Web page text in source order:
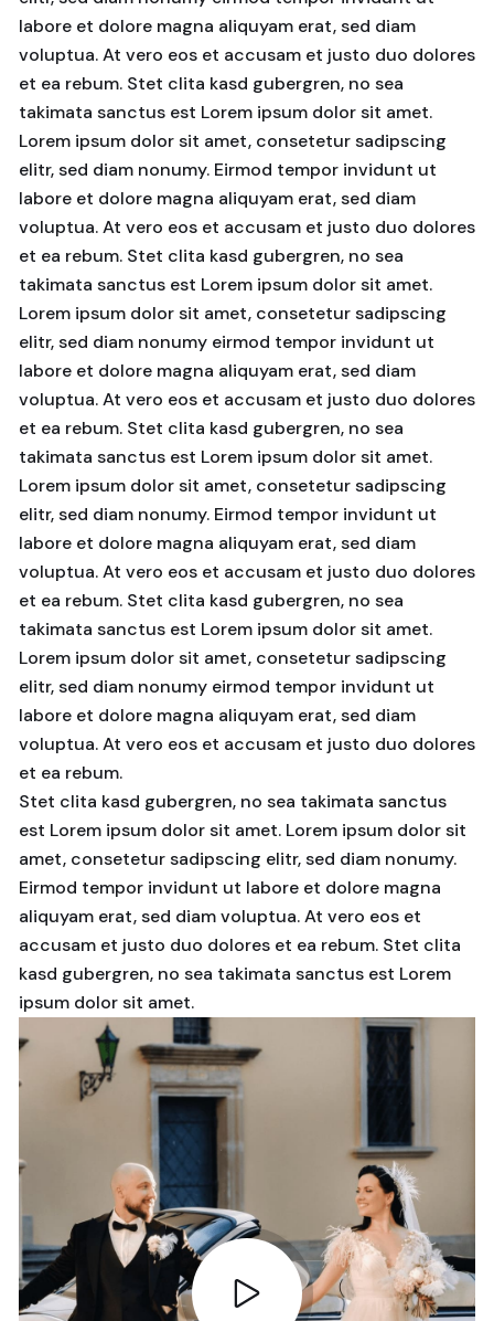
labore et dolore magna aliquyam erat, sed diam
voluptua. At vero eos et accusam et justo duo dolores
et ea rebum. Stet clita kasd gubergren, no sea
takimata sanctus est Lorem ipsum dolor sit amet.
Lorem ipsum dolor sit amet, consetetur sadipscing
elitr, sed diam nonumy. Eirmod tempor invidunt ut
labore et dolore magna aliquyam erat, sed diam
voluptua. At vero eos et accusam et justo duo dolores
et ea rebum. Stet clita kasd gubergren, no sea
takimata sanctus est Lorem ipsum dolor sit amet.
Lorem ipsum dolor sit amet, consetetur sadipscing
elitr, sed diam nonumy eirmod tempor invidunt ut
labore et dolore magna aliquyam erat, sed diam
voluptua. At vero eos et accusam et justo duo dolores
et ea rebum. Stet clita kasd gubergren, no sea
takimata sanctus est Lorem ipsum dolor sit amet.
Lorem ipsum dolor sit amet, consetetur sadipscing
elitr, sed diam nonumy. Eirmod tempor invidunt ut
labore et dolore magna aliquyam erat, sed diam
voluptua. At vero eos et accusam et justo duo dolores
et ea rebum. Stet clita kasd gubergren, no sea
takimata sanctus est Lorem ipsum dolor sit amet.
Lorem ipsum dolor sit amet, consetetur sadipscing
elitr, sed diam nonumy eirmod tempor invidunt ut
labore et dolore magna aliquyam erat, sed diam
voluptua. At vero eos et accusam et justo duo dolores
et ea rebum.
Stet clita kasd gubergren, no sea takimata sanctus
est Lorem ipsum dolor sit amet. Lorem ipsum dolor sit
amet, consetetur sadipscing elitr, sed diam nonumy.
Eirmod tempor invidunt ut labore et dolore magna
aliquyam erat, sed diam voluptua. At vero eos et
accusam et justo duo dolores et ea rebum. Stet clita
kasd gubergren, no sea takimata sanctus est Lorem
ipsum dolor sit amet.